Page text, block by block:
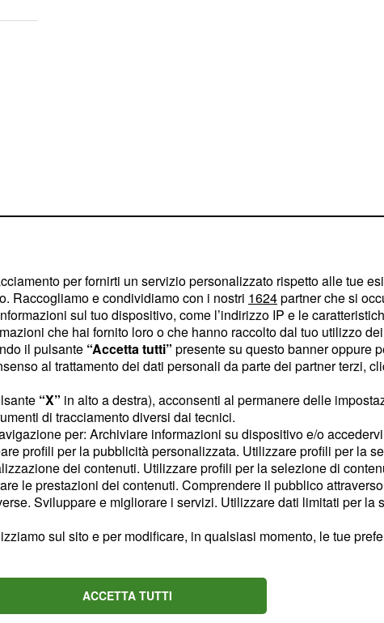
di
dispiacere e
che la giuria
ricevuto in
ai limiti del
la donna
parole, a suo
ascoppiare in
notevolmente
per fornirti un servizio personalizzato rispetto alle tue
Raccogliamo e condividiamo con i nostri 1624partner che si
sul tuo dispositivo, come l’indirizzo IP e le
che hai fornito loro o che hanno raccolto dal tuo utilizzo
il pulsante “Accetta tutti” presente su questo banner oppure
al trattamento dei dati personali da parte dei partner terzi,
“X” in alto a destra), acconsenti al permanere delle
di tracciamento diversi dai tecnici.
per: Archiviare informazioni su dispositivo e/o
profili per la pubblicità personalizzata. Utilizzare profili per la
dei contenuti. Utilizzare profili per la selezione di
le prestazioni dei contenuti. Comprendere il pubblico
Sviluppare e migliorare i servizi. Utilizzare dati limitati per la
sul sito e per modificare, in qualsiasi momento, le tue
ACCETTA TUTTI